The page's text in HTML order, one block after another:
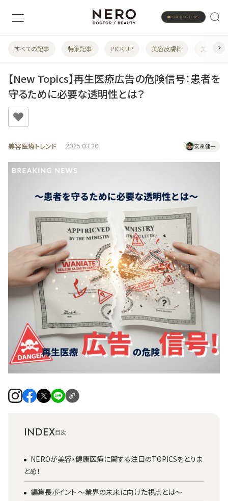
FOR DOCTORS
すべての記事 特集記事 PICK UP 美容皮膚科 美容婦人
【New Topics】再生医療広告の危険信号：患者を
守るために必要な透明性とは？
美容医療トレンド 2025.03.30 安達 健一
INDEX
NEROが美容・健康医療に関する注目のTOPICSをとりま
とめ！
編集長ポイント ～業界の未来に向けた視点とは～